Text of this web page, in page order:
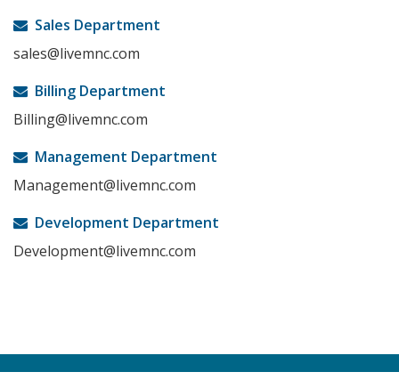
Sales Department
sales@livemnc.com
Billing Department
Billing@livemnc.com
Management Department
Management@livemnc.com
Development Department
Development@livemnc.com